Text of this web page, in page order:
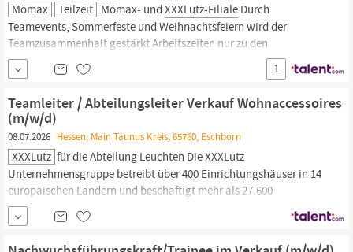
Mömax Teilzeit Mömax- und XXXLutz-Filiale Durch
Teamevents, Sommerfeste und Weihnachtsfeiern wird der
Teamzusammenhalt gestärkt Arbeitszeiten nur zu den
Öffnungszeiten des Möbelhauses – Kein Abend/Sonn- und
Feiertagsdienst Eine unbefristete Anstellung Das Trinkgeld gehört
Ihnen! Aufgaben Vorbereitung und Organisation der eigenen
Station Mise en place für das...
1
Teamleiter / Abteilungsleiter Verkauf Wohnaccessoires
(m/w/d)
08.07.2026 Hessen, Main Taunus Kreis, 65760, Eschborn
XXXLutz für die Abteilung Leuchten DieXXXLutz
Unternehmensgruppe betreibt über 400 Einrichtungshäuser in 14
europäischen Ländern und beschäftigt mehr als 27.600
Mitarbeiter. In Deutschland tragen über 12.000 Mitarbeiter zum
Erfolg der Gruppe bei, die hierzulande 58
Einrichtungshäuser und 54 mömax Trendmöbelhäuser betreibt.